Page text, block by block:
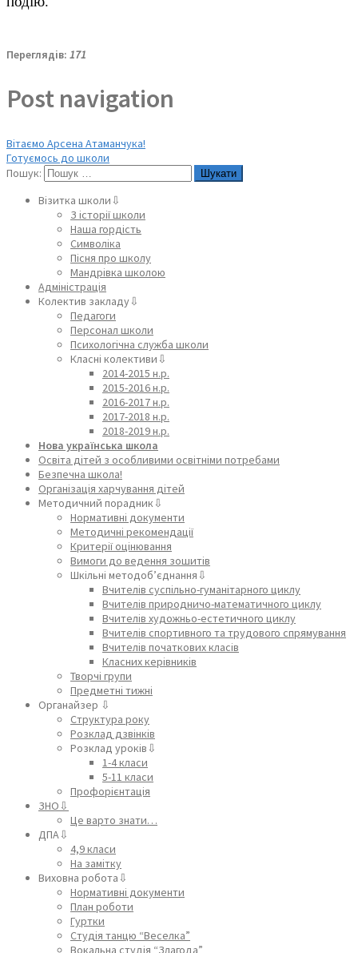
Переглядів: 171
Post navigation
Вітаємо Арсена Атаманчука!
Готуємось до школи
Пошук:
Візитка школи⇩
З історії школи
Наша гордість
Символіка
Пісня про школу
Мандрівка школою
Адміністрація
Колектив закладу⇩
Педагоги
Персонал школи
Психологічна служба школи
Класні колективи⇩
2014-2015 н.р.
2015-2016 н.р.
2016-2017 н.р.
2017-2018 н.р.
2018-2019 н.р.
Нова українська школа
Освіта дітей з особливими освітніми потребами
Безпечна школа!
Організація харчування дітей
Методичний порадник⇩
Нормативні документи
Методичні рекомендації
Критерії оцінювання
Вимоги до ведення зошитів
Шкільні методоб’єднання⇩
Вчителів суспільно-гуманітарного циклу
Вчителів природничо-математичного циклу
Вчителів художньо-естетичного циклу
Вчителів спортивного та трудового спрямування
Вчителів початкових класів
Класних керівників
Творчі групи
Предметні тижні
Органайзер ⇩
Структура року
Розклад дзвінків
Розклад уроків⇩
1-4 класи
5-11 класи
Профорієнтація
ЗНО⇩
Це варто знати…
ДПА⇩
4,9 класи
На замітку
Виховна робота⇩
Нормативні документи
План роботи
Гуртки
Студія танцю “Веселка”
Вокальна студія “Злагода”